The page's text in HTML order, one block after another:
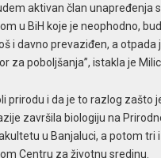
aktivan član unapređenja
u BiH koje je neophodno,
i davno prevaziđen, a otpada
za poboljšanja”, istakla je
prirodu i da je to razlog zašto
završila biologiju na
u Banjaluci, a potom tri i
Centru za životnu sredinu.